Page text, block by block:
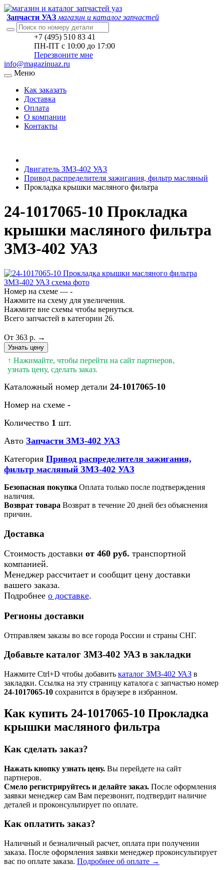
Запчасти УАЗ магазин и каталог запчастей
+7 (495) 510 83 41
ПН-ПТ с 10:00 до 17:00
Перезвоните мне
info@magazinuaz.ru
Меню
Как заказать
Доставка
Оплата
О компании
Контакты
Двигатель ЗМЗ-402 УАЗ
Привод распределителя зажигания, фильтр масляный
Прокладка крышки масляного фильтра
24-1017065-10 Прокладка
крышки масляного фильтра
ЗМЗ-402 УАЗ
Номер на схеме — -
Нажмите на схему для увеличения.
Нажмите вне схемы чтобы вернуться.
Всего запчастей в категории 26.
От 363 р. →
Узнать цену
↑ Нажимайте, чтобы перейти на сайт партнеров,
узнать цену, сделать заказ.
Каталожный номер детали 24-1017065-10
Номер на схеме -
Количество 1 шт.
Авто Запчасти ЗМЗ-402 УАЗ
Категория Привод распределителя зажигания,
фильтр масляный ЗМЗ-402 УАЗ
Безопасная покупка Оплата только после подтверждения
наличия.
Возврат товара Возврат в течение 20 дней без объяснения
причин.
Доставка
Стоимость доставки от 460 руб. транспортной
компанией.
Менеджер рассчитает и сообщит цену доставки
вашего заказа.
Подробнее о доставке.
Регионы доставки
Отправляем заказы во все города России и страны СНГ.
Добавьте каталог ЗМЗ-402 УАЗ в закладки
Нажмите Ctrl+D чтобы добавить каталог ЗМЗ-402 УАЗ в
закладки. Ссылка на эту страницу каталога с запчастью номер
24-1017065-10 сохранится в браузере в избранном.
Как купить 24-1017065-10 Прокладка
крышки масляного фильтра
Как сделать заказ?
Нажать кнопку узнать цену. Вы перейдете на сайт
партнеров.
Смело регистрируйтесь и делайте заказ. После оформления
заявки менеджер сам Вам перезвонит, подтвердит наличие
деталей и проконсультирует по оплате.
Как оплатить заказ?
Наличный и безналичный расчет, оплата при получении
заказа. После оформления заявки менеджер проконсультирует
вас по оплате заказа. Подробнее об оплате →